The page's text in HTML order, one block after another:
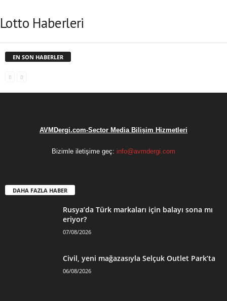
Lotto Haberleri
EN SON HABERLER
AVMDergi.com-Sector Media Bilişim Hizmetleri
Bizimle iletişime geç: info@avmdergi.com
DAHA FAZLA HABER
Rusya’da Türk markaları için balayı sona mı
eriyor?
07/08/2026
Civil, yeni mağazasıyla Selçuk Outlet Park’ta
06/08/2026